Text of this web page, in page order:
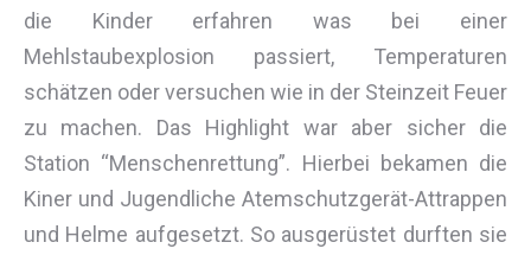
die Kinder erfahren was bei einer
Mehlstaubexplosion passiert, Temperaturen
schätzen oder versuchen wie in der Steinzeit Feuer
zu machen. Das Highlight war aber sicher die
Station “Menschenrettung”. Hierbei bekamen die
Kiner und Jugendliche Atemschutzgerät-Attrappen
und Helme aufgesetzt. So ausgerüstet durften sie